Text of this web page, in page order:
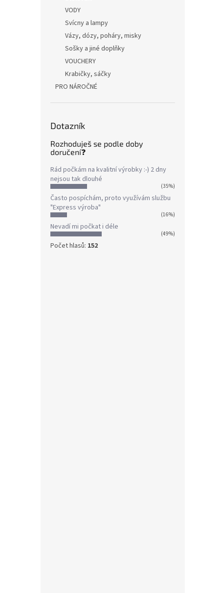
VODY
Svícny a lampy
Vázy, dózy, poháry, misky
Sošky a jiné doplňky
VOUCHERY
Krabičky, sáčky
PRO NÁROČNÉ
Dotazník
Rozhoduješ se podle doby
doručení❓
Rád počkám na kvalitní výrobky :-) 2 dny
nejsou tak dlouhé
(35%)
Často pospíchám, proto využívám službu
"Express výroba"
(16%)
Nevadí mi počkat i déle
(49%)
Počet hlasů: 152